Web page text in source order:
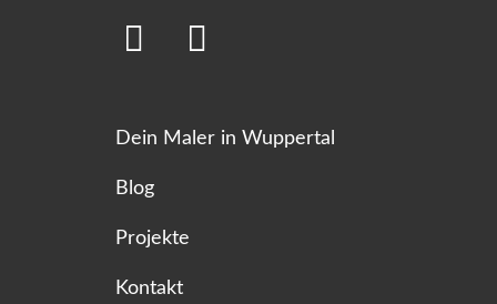
Dein Maler in Wuppertal
Blog
Projekte
Kontakt